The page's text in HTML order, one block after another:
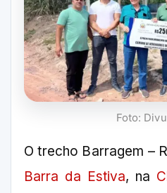
Foto:
O trecho Barragem –
Barra da Estiva, na